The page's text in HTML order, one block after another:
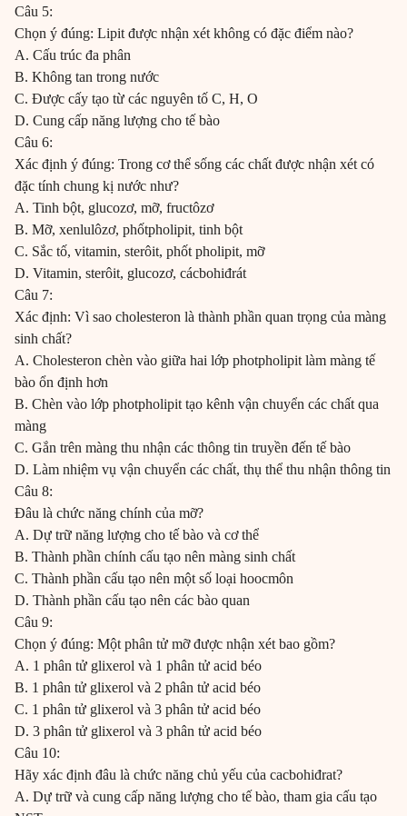
Câu 5:
Chọn ý đúng: Lipit được nhận xét không có đặc điểm nào?
A. Cấu trúc đa phân
B. Không tan trong nước
C. Được cấy tạo từ các nguyên tố C, H, O
D. Cung cấp năng lượng cho tế bào
Câu 6:
Xác định ý đúng: Trong cơ thể sống các chất được nhận xét có
đặc tính chung kị nước như?
A. Tinh bột, glucozơ, mỡ, fructôzơ
B. Mỡ, xenlulôzơ, phốtpholipit, tinh bột
C. Sắc tố, vitamin, sterôit, phốt pholipit, mỡ
D. Vitamin, sterôit, glucozơ, cácbohiđrát
Câu 7:
Xác định: Vì sao cholesteron là thành phần quan trọng của màng
sinh chất?
A. Cholesteron chèn vào giữa hai lớp photpholipit làm màng tế
bào ổn định hơn
B. Chèn vào lớp photpholipit tạo kênh vận chuyển các chất qua
màng
C. Gắn trên màng thu nhận các thông tin truyền đến tế bào
D. Làm nhiệm vụ vận chuyển các chất, thụ thể thu nhận thông tin
Câu 8:
Đâu là chức năng chính của mỡ?
A. Dự trữ năng lượng cho tế bào và cơ thể
B. Thành phần chính cấu tạo nên màng sinh chất
C. Thành phần cấu tạo nên một số loại hoocmôn
D. Thành phần cấu tạo nên các bào quan
Câu 9:
Chọn ý đúng: Một phân tử mỡ được nhận xét bao gồm?
A. 1 phân tử glixerol và 1 phân tử acid béo
B. 1 phân tử glixerol và 2 phân tử acid béo
C. 1 phân tử glixerol và 3 phân tử acid béo
D. 3 phân tử glixerol và 3 phân tử acid béo
Câu 10:
Hãy xác định đâu là chức năng chủ yếu của cacbohiđrat?
A. Dự trữ và cung cấp năng lượng cho tế bào, tham gia cấu tạo